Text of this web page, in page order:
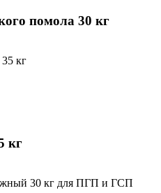
помола 30 кг
кг